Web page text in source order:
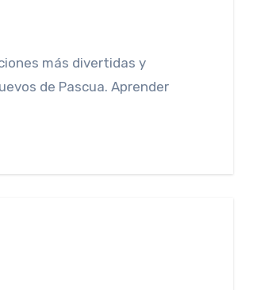
más divertidas y
de Pascua. Aprender